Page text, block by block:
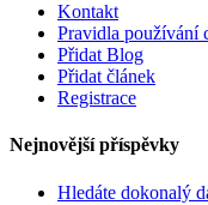
Kontakt
Pravidla používání
Přidat Blog
Přidat článek
Registrace
Nejnovější příspěvky
Hledáte dokonalý